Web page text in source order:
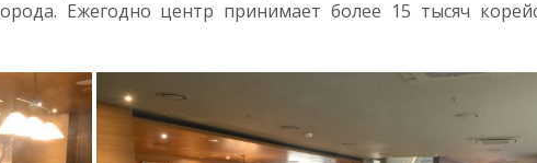
Ежегодно центр принимает более 15 тысяч